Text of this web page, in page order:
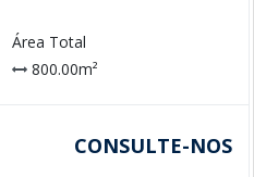
Área Total
800.00m²
CONSULTE-NOS